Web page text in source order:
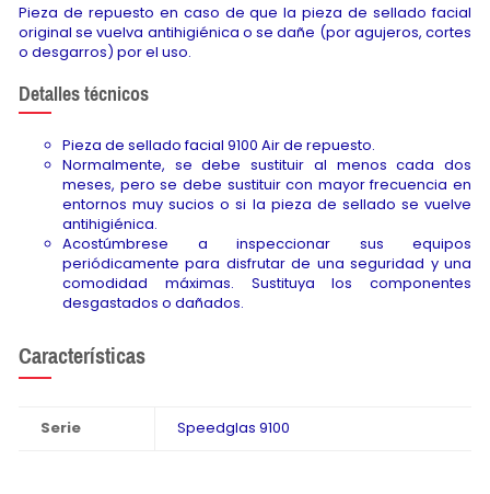
Pieza de repuesto en caso de que la pieza de sellado facial
original se vuelva antihigiénica o se dañe (por agujeros, cortes
o desgarros) por el uso.
Detalles técnicos
Pieza de sellado facial 9100 Air de repuesto.
Normalmente, se debe sustituir al menos cada dos
meses, pero se debe sustituir con mayor frecuencia en
entornos muy sucios o si la pieza de sellado se vuelve
antihigiénica.
Acostúmbrese a inspeccionar sus equipos
periódicamente para disfrutar de una seguridad y una
comodidad máximas. Sustituya los componentes
desgastados o dañados.
Características
Serie Speedglas 9100